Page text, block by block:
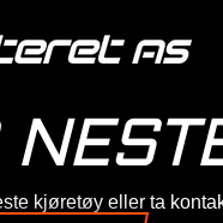
kjøretøy eller ta